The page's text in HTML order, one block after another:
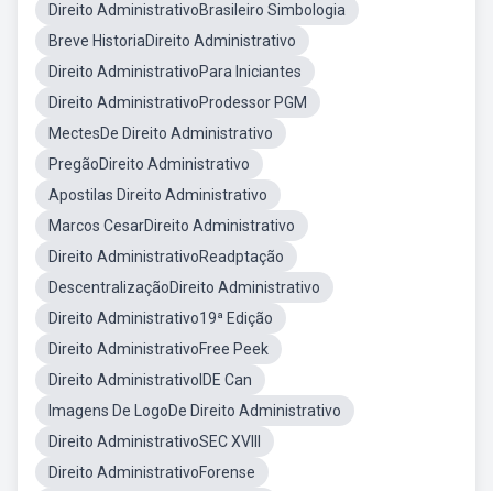
Direito AdministrativoBrasileiro Simbologia
Breve HistoriaDireito Administrativo
Direito AdministrativoPara Iniciantes
Direito AdministrativoProdessor PGM
MectesDe Direito Administrativo
PregãoDireito Administrativo
Apostilas Direito Administrativo
Marcos CesarDireito Administrativo
Direito AdministrativoReadptação
DescentralizaçãoDireito Administrativo
Direito Administrativo19ª Edição
Direito AdministrativoFree Peek
Direito AdministrativoIDE Can
Imagens De LogoDe Direito Administrativo
Direito AdministrativoSEC XVIII
Direito AdministrativoForense